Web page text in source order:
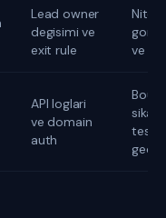
Lead owner
degisimi ve
exit rule
ve
API loglari
ve domain
auth